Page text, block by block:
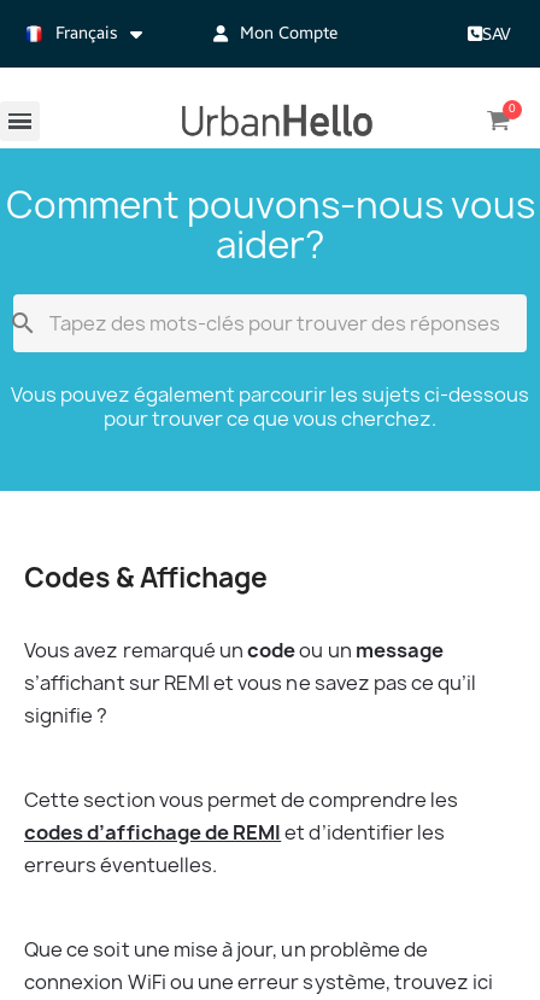
Français Mon Compte SAV
Comment pouvons-nous vous
aider?

Vous pouvez également parcourir les sujets ci-dessous
pour trouver ce que vous cherchez.
Codes & Affichage
Vous avez remarqué un code ou un message
s’affichant sur REMI et vous ne savez pas ce qu’il
signifie ?
Cette section vous permet de comprendre les
codes d’affichage de REMI et d’identifier les
erreurs éventuelles.
Que ce soit une mise à jour, un problème de
connexion WiFi ou une erreur système, trouvez ici